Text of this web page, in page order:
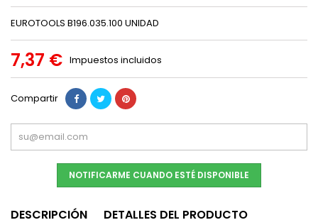
EUROTOOLS B196.035.100 UNIDAD
7,37 € Impuestos incluidos
Compartir
NOTIFICARME CUANDO ESTÉ DISPONIBLE
DESCRIPCIÓN
DETALLES DEL PRODUCTO